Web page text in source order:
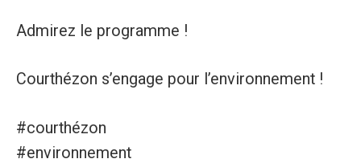
Admirez le programme !
Courthézon s’engage pour l’environnement !
#courthézon
#environnement